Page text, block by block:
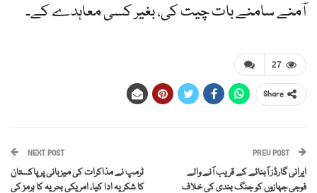
آمنے سامنے بات چیت کی، بغیر کسی معاہدے کے۔
27
Share
PREV POST
ایرانی گارڈز آبنائے کے قریب آنے والے
فوجی جہازوں کو جنگ بندی کی خلاف
NEXT POST
ٹرمپ نے مذاکرات کی میزبانی پر پاکستان
کا شکریہ ادا کیا، امریکی بحریہ کا ہرمز کی